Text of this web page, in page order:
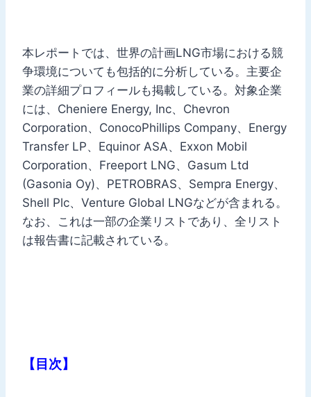
本レポートでは、世界の計画LNG市場における競
争環境についても包括的に分析している。主要企
業の詳細プロフィールも掲載している。対象企業
には、Cheniere Energy, Inc、Chevron
Corporation、ConocoPhillips Company、Energy
Transfer LP、Equinor ASA、Exxon Mobil
Corporation、Freeport LNG、Gasum Ltd
(Gasonia Oy)、PETROBRAS、Sempra Energy、
Shell Plc、Venture Global LNGなどが含まれる。
なお、これは一部の企業リストであり、全リスト
は報告書に記載されている。
【目次】